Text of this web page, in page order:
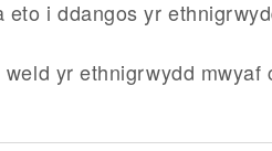
eto i ddangos yr
weld yr ethnigrwydd mwyaf